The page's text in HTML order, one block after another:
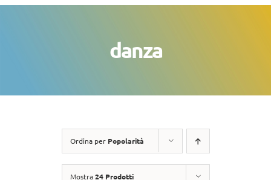
danza
Ordina per Popolarità
Mostra24 Prodotti